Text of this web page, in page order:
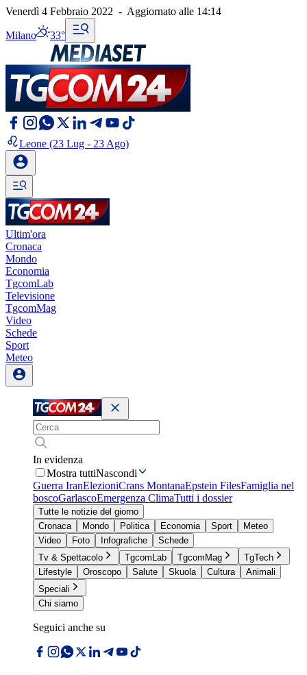
Venerdì 4 Febbraio 2022 - Aggiornato alle 14:14
Milano 33°
Leone (23 Lug - 23 Ago)
Ultim'ora
Cronaca
Mondo
Economia
TgcomLab
Televisione
TgcomMag
Video
Schede
Sport
Meteo
In evidenza
Mostra tuttiNascondi
Guerra IranElezioniCrans MontanaEpstein FilesFamiglia nel
boscoGarlascoEmergenza ClimaTutti i dossier
Tutte le notizie del giorno
Cronaca
Mondo Politica Economia Sport
Meteo
Video
Foto Infografiche
Schede
Tv & Spettacolo
TgcomLab TgcomMag
TgTech
Lifestyle
Oroscopo Salute Skuola Cultura
Animali
Speciali
Chi siamo
Seguici anche su